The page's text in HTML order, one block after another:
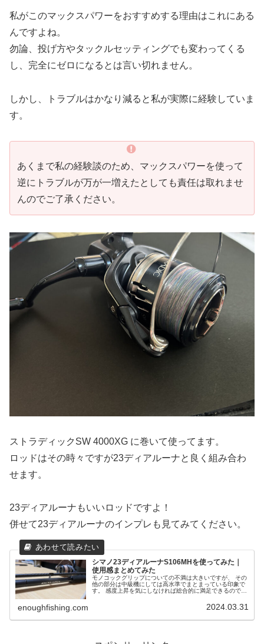
私がこのマックスパワーをおすすめする理由はこれにある
んですよね。
勿論、投げ方やタックルセッティングでも変わってくる
し、完全にゼロになるとは言い切れません。
しかし、トラブルはかなり減ると私が実際に経験していま
す。
あくまで私の経験談のため、マックスパワーを使って
逆にトラブルが万が一増えたとしても責任は取れませ
んのでご了承ください。
ストラディックSW 4000XG に巻いて使ってます。
ロッドはその時々ですが23ディアルーナと良く組み合わ
せます。
23ディアルーナもいいロッドですよ！
併せて23ディアルーナのインプレも見てみてください。
シマノ23ディアルーナS106MHを使ってみた｜
使用感まとめてみた
モノコックグリップについての不満は大きいですが、 その
他の部分は中級機にしては高水準でまとまっている印象で
す。 感度上昇を気にしなければ総合的に満足できるのでは
enoughfishing.com 2024.03.31